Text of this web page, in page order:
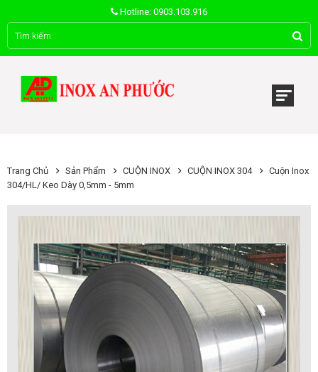
Hotline: 0903.103.916
Trang Chủ Sản Phẩm CUỘN INOX CUỘN INOX 304
Cuộn Inox
304/HL/ Keo Dày 0,5mm - 5mm